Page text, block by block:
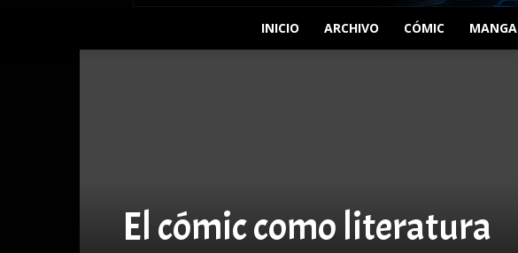
INICIO ARCHIVO CÓMIC MANGA
El cómic como literatura